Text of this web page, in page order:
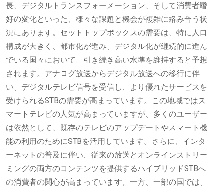
長、デジタルトランスフォーメーション、そして消費者嗜
好の変化といった、様々な課題と機会が複雑に絡み合う状
況にあります。セットトップボックスの需要は、特に人口
構成が大きく、都市化が進み、デジタル化が継続的に進ん
でいる国々において、引き続き高い水準を維持すると予想
されます。アナログ放送からデジタル放送への移行に伴
い、デジタルテレビ信号を受信し、より優れたサービスを
受けられるSTBの需要が高まっています。この地域ではス
マートテレビの人気が高まっていますが、多くのユーザー
は依然として、既存のテレビのアップデートやスマート機
能の利用のためにSTBを活用しています。さらに、インタ
ーネットの普及に伴い、従来の放送とオンラインストリー
ミングの両方のコンテンツを提供するハイブリッドSTBへ
の消費者の関心が高まっています。一方、一部の国では、